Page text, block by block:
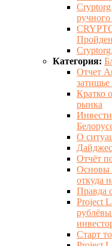
Cryptorg
Категория:
Отчет
Кратко
рынка
О
Отчёт
Основы
откуда
Правда
Project
Старт